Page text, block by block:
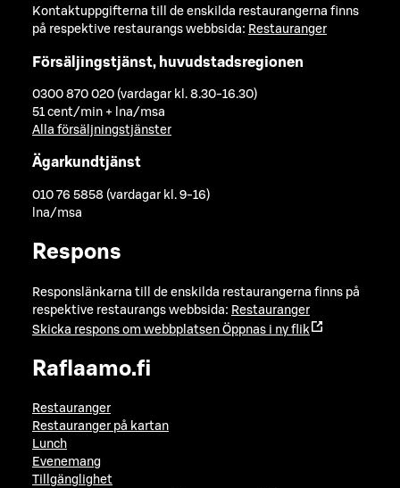
Kontaktuppgifterna till de enskilda restaurangerna finns
på respektive restaurangs webbsida: Restauranger
Försäljingstjänst, huvudstadsregionen
0300 870 020 (vardagar kl. 8.30-16.30)
51 cent/min + lna/msa
Alla försäljningstjänster
Ägarkundtjänst
010 76 5858 (vardagar kl. 9-16)
lna/msa
Respons
Responslänkarna till de enskilda restaurangerna finns på
respektive restaurangs webbsida: Restauranger
Skicka respons om webbplatsen Öppnas i ny flik
Raflaamo.fi
Restauranger
Restauranger på kartan
Lunch
Evenemang
Tillgänglighet